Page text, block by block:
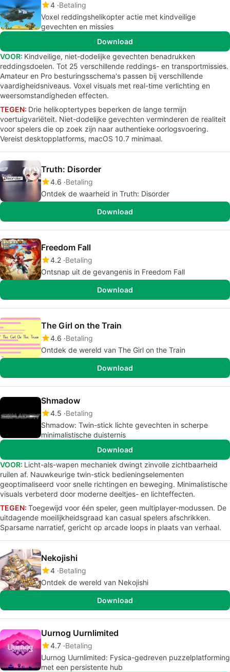
4 Betaling
Voxel reddingshelikopter actie met kindveilige
gevechten en missies
Download
VOOR: Kindveilige, niet-dodelijke gevechten benadrukken
reddingsdoelen. Tot 25 verschillende reddings- en transportmissies.
Amateur en Pro besturingsschema's passen bij verschillende
vaardigheidsniveaus. Voxel visuals met real-time verlichting en
weersomstandigheden effecten.
TEGEN: Drie helikoptertypes beperken de lange termijn
voertuigvariëteit. Niet-dodelijke gevechten verminderen de realiteit
voor spelers die op zoek zijn naar authentieke oorlogsvoering.
Vereist desktopplatforms, macOS 10.7 minimaal.
Truth: Disorder
4.6 Betaling
Ontdek de waarheid in Truth: Disorder
Download
Freedom Fall
4.2 Betaling
Ontsnap uit de gevangenis in Freedom Fall
Download
The Girl on the Train
4.6 Betaling
Ontdek de wereld van The Girl on the Train
Download
Shmadow
4.5 Betaling
Shmadow: Twin-stick lichte gevechten in scherpe
minimalistische duisternis
Download
VOOR: Licht-als-wapen mechaniek dwingt zinvolle zichtbaarheid
ruilen af. Nauwkeurige twin-stick bedieningselementen
geoptimaliseerd voor snelle richtingen en beweging. Minimalistische
visuals verbeterd door moderne deeltjes- en lichteffecten.
TEGEN: Toegewijd voor één speler, geen multiplayer-modussen. De
uitdagende moeilijkheidsgraad kan casual spelers afschrikken.
Sparsame narratief, gericht op arcade loops in plaats van verhaal.
Nekojishi
4 Betaling
Ontdek de wereld van Nekojishi
Download
Uurnog Uurnlimited
4.7 Betaling
Uurnog Uurnlimited: Fysica-gedreven puzzelplatforming
met een persistente hub